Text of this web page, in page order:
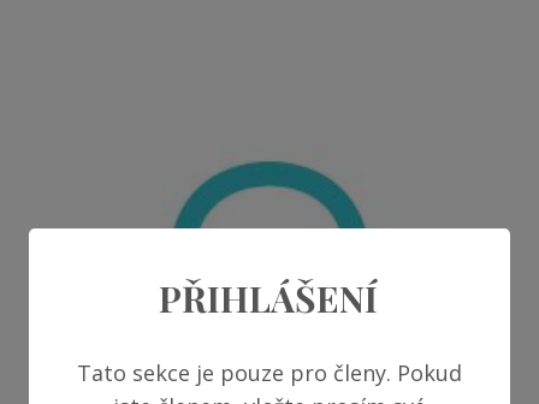
PŘIHLÁŠENÍ
Tato sekce je pouze pro členy. Pokud